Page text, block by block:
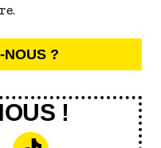
NOUS ?
!